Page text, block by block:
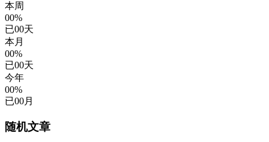
本周
00%
已00天
本月
00%
已00天
今年
00%
已00月
随机文章